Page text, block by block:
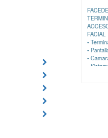
•
•
• Ideal
barrera
FACIAL
•
•
•
•
Visible